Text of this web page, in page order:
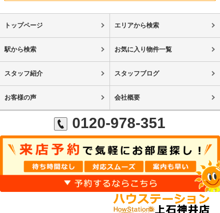
トップページ エリアから検索
駅から検索 お気に入り物件一覧
スタッフ紹介 スタッフブログ
お客様の声 会社概要
0120-978-351